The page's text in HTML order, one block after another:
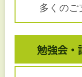
多くのご
勉強会・